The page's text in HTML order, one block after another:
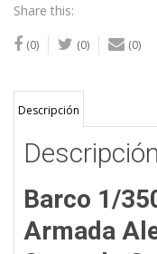
(Painted)
cantidad
Share this:
(0) (0) (0)
Descripción
Descripción
Barco 1/
Armada